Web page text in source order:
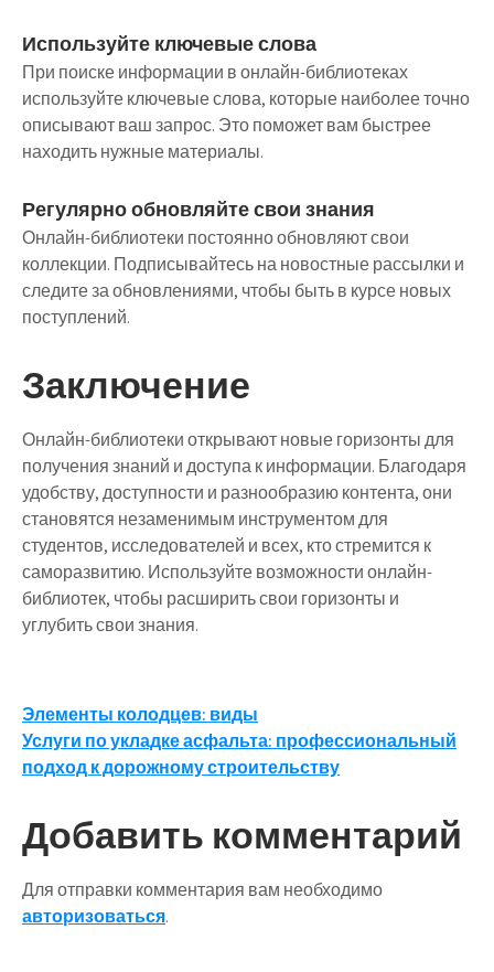
Используйте ключевые слова
При поиске информации в онлайн-библиотеках
используйте ключевые слова, которые наиболее точно
описывают ваш запрос. Это поможет вам быстрее
находить нужные материалы.
Регулярно обновляйте свои знания
Онлайн-библиотеки постоянно обновляют свои
коллекции. Подписывайтесь на новостные рассылки и
следите за обновлениями, чтобы быть в курсе новых
поступлений.
Заключение
Онлайн-библиотеки открывают новые горизонты для
получения знаний и доступа к информации. Благодаря
удобству, доступности и разнообразию контента, они
становятся незаменимым инструментом для
студентов, исследователей и всех, кто стремится к
саморазвитию. Используйте возможности онлайн-
библиотек, чтобы расширить свои горизонты и
углубить свои знания.
Навигация
по
Элементы колодцев: виды
Услуги по укладке асфальта: профессиональный
подход к дорожному строительству
Добавить комментарий
Для отправки комментария вам необходимо
авторизоваться.